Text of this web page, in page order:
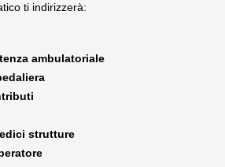
ti indirizzerà:
ambulatoriale
strutture